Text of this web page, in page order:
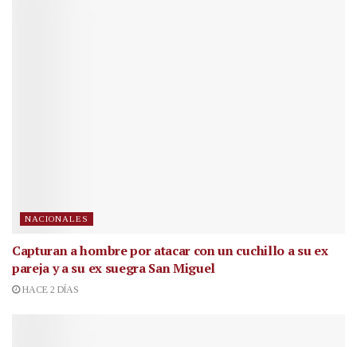
NACIONALES
Capturan a hombre por atacar con un cuchillo a su ex
pareja y a su ex suegra San Miguel
HACE 2 DÍAS